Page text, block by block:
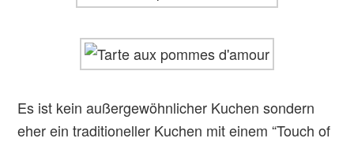
Es ist kein außergewöhnlicher Kuchen sondern
eher ein traditioneller Kuchen mit einem “Touch of